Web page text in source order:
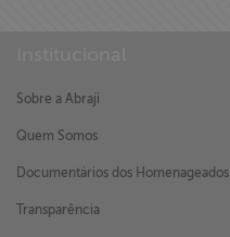
Sobre a Abraji
Quem Somos
Documentários dos Homenageados
Transparência